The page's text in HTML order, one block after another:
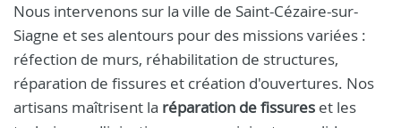
Nous intervenons sur la ville de Saint-Cézaire-sur-
Siagne et ses alentours pour des missions variées :
réfection de murs, réhabilitation de structures,
réparation de fissures et création d'ouvertures. Nos
artisans maîtrisent la réparation de fissures et les